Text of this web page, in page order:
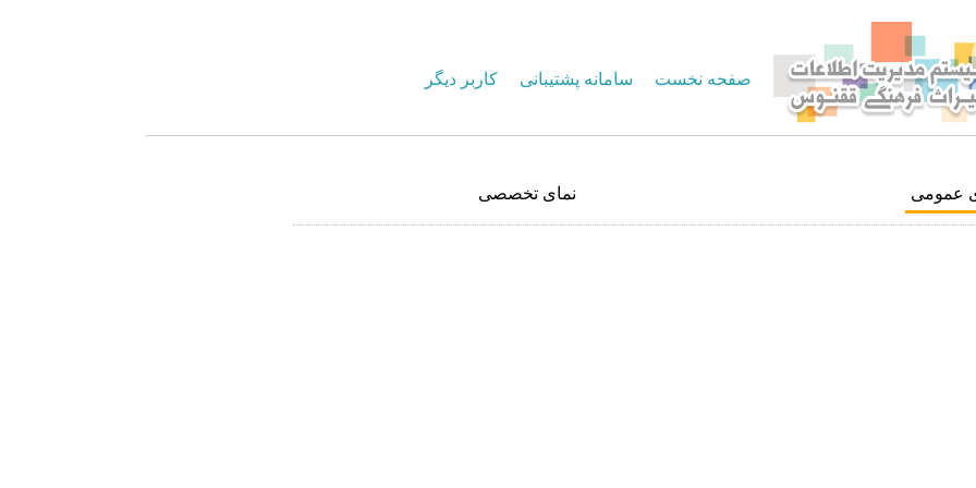
صفحه نخست سامانه پشتیبانی کاربر دیگر
عمومی نمای تخصصی